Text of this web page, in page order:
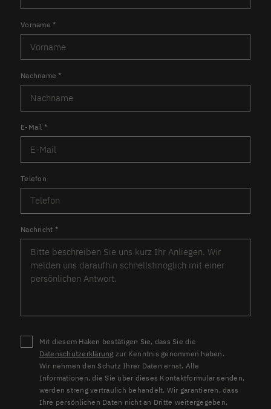
Vorname*
Nachname*
E-Mail *
Telefon
Nachricht *
Mit diesem Haken bestätigen Sie, dass Sie die
Datenschutzerklärung zur Kenntnis genommen haben.
Wir nehmen den Schutz Ihrer Daten ernst. Alle
Informationen, die Sie über dieses Kontaktformular senden,
werden streng vertraulich behandelt. Wir garantieren, dass
Ihre persönlichen Daten nicht an Dritte weitergegeben,